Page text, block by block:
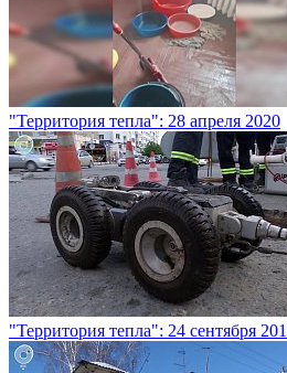
"Территория тепла": 28 апреля 2020
"Территория тепла": 24 сентября